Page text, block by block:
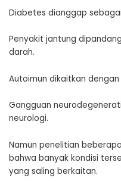
Diabetes dianggap
Penyakit jantung
darah.
Autoimun dikaitkan dengan
Gangguan
neurologi.
Namun penelitian
bahwa banyak kondisi
yang saling berkaitan.